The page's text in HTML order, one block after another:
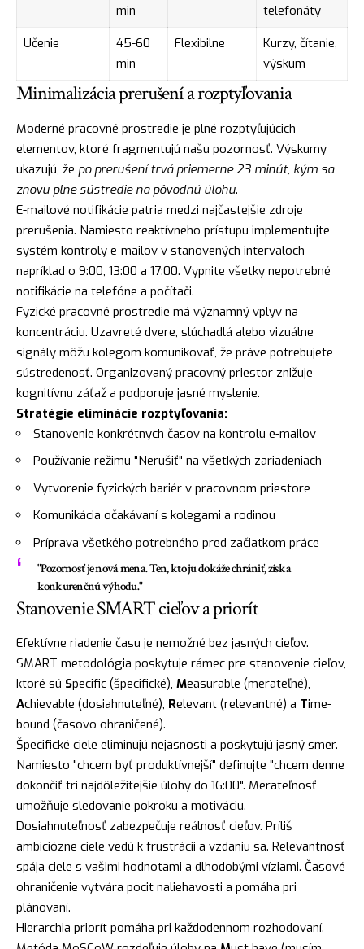
min
telefonáty
Učenie
45-60
min
Flexibilne
Kurzy, čítanie,
výskum
Minimalizácia prerušení a rozptyľovania
Moderné pracovné prostredie je plné rozptyľujúcich
elementov, ktoré fragmentujú našu pozornosť. Výskumy
ukazujú, že po prerušení trvá priemerne 23 minút, kým sa
znovu plne sústredie na pôvodnú úlohu.
E-mailové notifikácie patria medzi najčastejšie zdroje
prerušenia. Namiesto reaktívneho prístupu implementujte
systém kontroly e-mailov v stanovených intervaloch –
napríklad o 9:00, 13:00 a 17:00. Vypnite všetky nepotrebné
notifikácie na telefóne a počítači.
Fyzické pracovné prostredie má významný vplyv na
koncentráciu. Uzavreté dvere, slúchadlá alebo vizuálne
signály môžu kolegom komunikovať, že práve potrebujete
sústredenosť. Organizovaný pracovný priestor znižuje
kognitívnu záťaž a podporuje jasné myslenie.
Stratégie eliminácie rozptyľovania:
Stanovenie konkrétnych časov na kontrolu e-mailov
Používanie režimu "Nerušiť" na všetkých zariadeniach
Vytvorenie fyzických bariér v pracovnom priestore
Komunikácia očakávaní s kolegami a rodinou
Príprava všetkého potrebného pred začiatkom práce
"Pozornosť je nová mena. Ten, kto ju dokáže chrániť, získa
konkurenčnú výhodu."
Stanovenie SMART cieľov a priorít
Efektívne riadenie času je nemožné bez jasných cieľov.
SMART metodológia poskytuje rámec pre stanovenie cieľov,
ktoré sú Specific (špecifické), Measurable (merateľné),
Achievable (dosiahnuteľné), Relevant (relevantné) a Time-
bound (časovo ohraničené).
Špecifické ciele eliminujú nejasnosti a poskytujú jasný smer.
Namiesto "chcem byť produktívnejší" definujte "chcem denne
dokončiť tri najdôležitejšie úlohy do 16:00". Merateľnosť
umožňuje sledovanie pokroku a motiváciu.
Dosiahnuteľnosť zabezpečuje reálnosť cieľov. Príliš
ambiciózne ciele vedú k frustrácii a vzdaniu sa. Relevantnosť
spája ciele s vašimi hodnotami a dlhodobými víziami. Časové
ohraničenie vytvára pocit naliehavosti a pomáha pri
plánovaní.
Hierarchia priorít pomáha pri každodennom rozhodovaní.